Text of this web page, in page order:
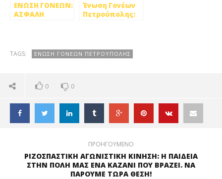
ΕΝΩΣΗ ΓΟΝΕΩΝ:
ΑΣΦΑΛΗ
Ένωση Γονέων
Πετρούπολης:
στη Μάνδρα
TAGS: ΕΝΩΣΗ ΓΟΝΕΩΝ ΠΕΤΡΟΥΠΟΛΗΣ
0 0
ΠΡΟΗΓΟΥΜΕΝΟ
ΡΙΖΟΣΠΑΣΤΙΚΗ ΑΓΩΝΙΣΤΙΚΗ ΚΙΝΗΣΗ: Η ΠΑΙΔΕΙΑ
ΣΤΗΝ ΠΟΛΗ ΜΑΣ ΕΝΑ ΚΑΖΑΝΙ ΠΟΥ ΒΡΑΖΕΙ. ΝΑ
ΠΑΡΟΥΜΕ ΤΩΡΑ ΘΕΣΗ!